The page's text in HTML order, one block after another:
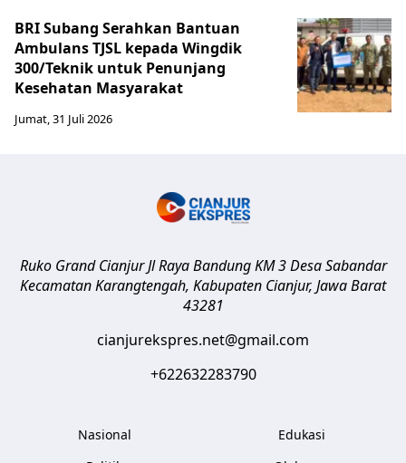
BRI Subang Serahkan Bantuan
Ambulans TJSL kepada Wingdik
300/Teknik untuk Penunjang
Kesehatan Masyarakat ​
Jumat, 31 Juli 2026
Ruko Grand Cianjur Jl Raya Bandung KM 3 Desa Sabandar
Kecamatan Karangtengah, Kabupaten Cianjur, Jawa Barat
43281
cianjurekspres.net@gmail.com
+622632283790
Nasional
Edukasi